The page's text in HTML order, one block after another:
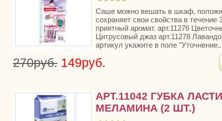
Саше можно вешать в шкаф,
сохраняет свои свойства в
приятный аромат. арт.11276
Цитрусовый джаз арт.11278
артикул укажите в поле
270руб. 149руб.
АРТ.11042 ГУБКА
МЕЛАМИНА (2 ШТ.)